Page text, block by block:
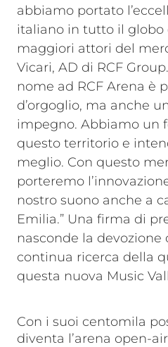
abbiamo portato
italiano in tutto il globo
maggiori attori del
Vicari, AD di RCF
nome ad RCF Arena è
d’orgoglio, ma anche
impegno. Abbiamo un
questo territorio e
meglio. Con questo
porteremo
nostro suono anche a
Emilia.” Una firma di
nasconde la devozione
continua ricerca della
questa nuova Music
Con i suoi centomila
diventa l’arena open-